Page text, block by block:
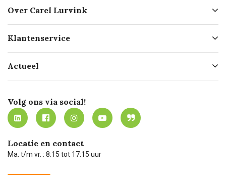
Over Carel Lurvink
Geschiedenis
Missie
Werken bij Carel Lurvink
MVO
Klantenservice
Bezorgen
Mijn Carel Lurvink
Mijn Carel Lurvink instructievideo's
Carel Lurvink App
Hulp op afstand
Technische dienst
Actueel
Innovation LAB
Tevreden klanten
Carel Lurvink Blog
Carel de podcast
Volg ons via social!
Locatie en contact
Ma. t/m vr. : 8:15 tot 17:15 uur